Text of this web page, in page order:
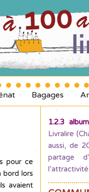
Bagages
pour ce
bord lors
avaient
1.2.3
Livralire
aussi, de
partage